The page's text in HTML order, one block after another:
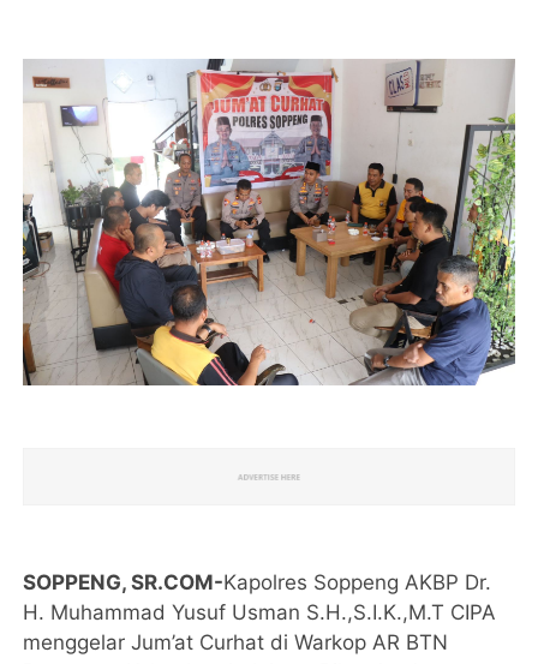
SOPPENG, SR.COM-Kapolres Soppeng AKBP Dr.
H. Muhammad Yusuf Usman S.H.,S.I.K.,M.T CIPA
menggelar Jum’at Curhat di Warkop AR BTN